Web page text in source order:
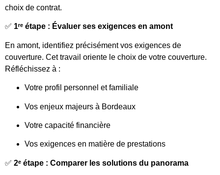
choix de contrat.
✅ 1ʳᵉ étape : Évaluer ses exigences en amont
En amont, identifiez précisément vos exigences de
couverture. Cet travail oriente le choix de votre couverture.
Réfléchissez à :
Votre profil personnel et familiale
Vos enjeux majeurs à Bordeaux
Votre capacité financière
Vos exigences en matière de prestations
✅ 2ᵉ étape : Comparer les solutions du panorama